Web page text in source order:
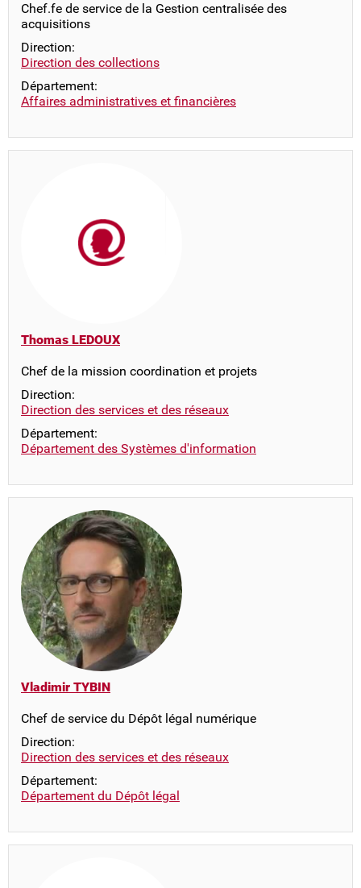
Chef.fe de service de la Gestion centralisée des
acquisitions
Direction:
Direction des collections
Département:
Affaires administratives et financières
Thomas LEDOUX
Chef de la mission coordination et projets
Direction:
Direction des services et des réseaux
Département:
Département des Systèmes d'information
Vladimir TYBIN
Chef de service du Dépôt légal numérique
Direction:
Direction des services et des réseaux
Département:
Département du Dépôt légal